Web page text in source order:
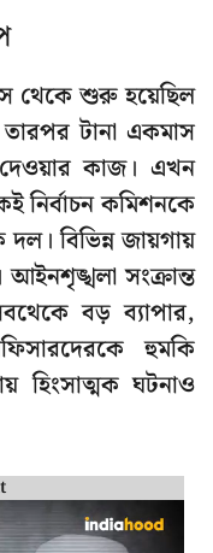
থেকে শুরু হয়েছিল
টানা একমাস
কাজ। এখন
নির্বাচন কমিশনকে
বিভিন্ন জায়গায়
সংক্রান্ত
বড় ব্যাপার,
হুমকি
হিংসাত্মক ঘটনাও